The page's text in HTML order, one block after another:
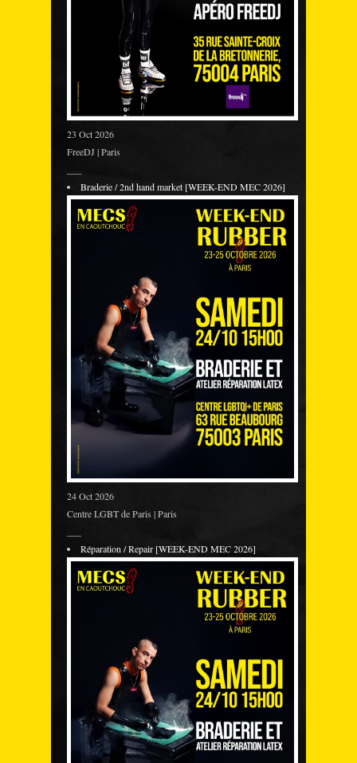
23 Oct 2026
FreeDJ | Paris
Braderie / 2nd hand market [WEEK-END MEC 2026]
24 Oct 2026
Centre LGBT de Paris | Paris
Réparation / Repair [WEEK-END MEC 2026]